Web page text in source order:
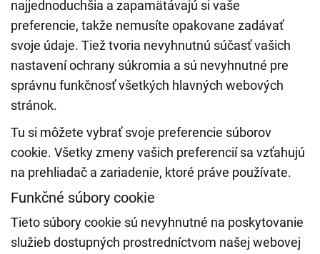
najjednoduchšia a zapamätávajú si vaše
preferencie, takže nemusíte opakovane zadávať
svoje údaje. Tiež tvoria nevyhnutnú súčasť vašich
nastavení ochrany súkromia a sú nevyhnutné pre
správnu funkčnosť všetkých hlavných webových
stránok.
Tu si môžete vybrať svoje preferencie súborov
cookie. Všetky zmeny vašich preferencií sa vzťahujú
na prehliadač a zariadenie, ktoré práve používate.
Funkčné súbory cookie
Tieto súbory cookie sú nevyhnutné na poskytovanie
služieb dostupných prostredníctvom našej webovej